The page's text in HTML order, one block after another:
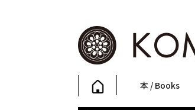
本 / Books
写真集
ファッション
アート / 美術
文学・人文
日本文化
新刊
SALE